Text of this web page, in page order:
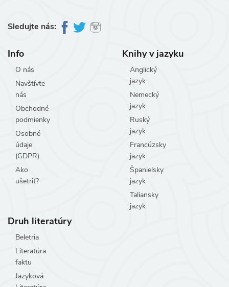
Sledujte nás:
Info
O nás
Navštívte
nás
Obchodné
podmienky
Osobné
údaje
(GDPR)
Ako
ušetriť?
Knihy v jazyku
Anglický
jazyk
Nemecký
jazyk
Ruský
jazyk
Francúzsky
jazyk
Španielsky
jazyk
Taliansky
jazyk
Druh literatúry
Beletria
Literatúra
faktu
Jazyková